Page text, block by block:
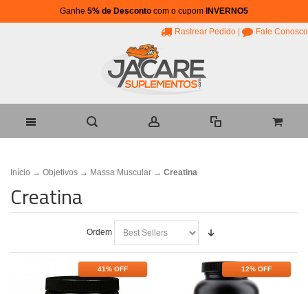
Ganhe 5% de Desconto com o cupom INVERNO5
Rastrear Pedido Fale Conosco
Início → Objetivos → Massa Muscular → Creatina
Creatina
Ordem
41% OFF 12% OFF